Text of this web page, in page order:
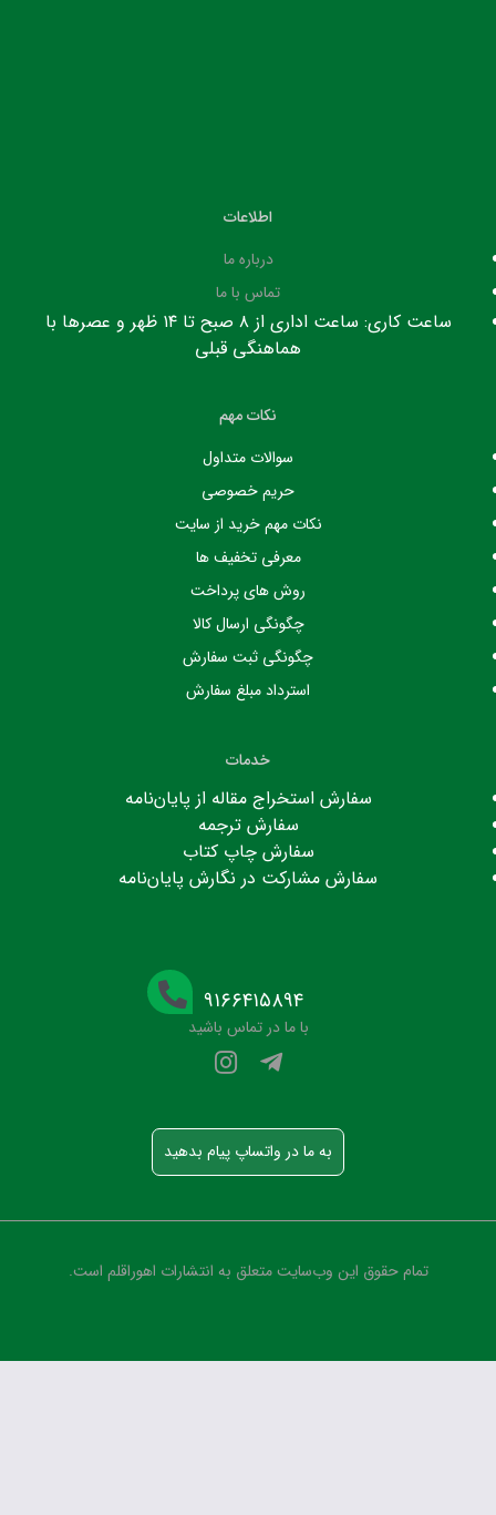
اطلاعات
درباره ما
تماس با ما
ساعت کاری: ساعت اداری از ۸ صبح تا ۱۴ ظهر و عصرها با
هماهنگی قبلی
نکات مهم
سوالات متداول
حریم خصوصی
نکات مهم خرید از سایت
معرفی تخفیف ها
روش های پرداخت
چگونگی ارسال کالا
چگونگی ثبت سفارش
استرداد مبلغ سفارش
خدمات
سفارش استخراج مقاله از پایان‌نامه
سفارش ترجمه
سفارش چاپ کتاب
سفارش مشارکت در نگارش پایان‌نامه
۹۱۶۶۴۱۵۸۹۴
با ما در تماس باشید
به ما در واتساپ پیام بدهید
تمام حقوق این وب‌سایت متعلق به انتشارات اهوراقلم است.